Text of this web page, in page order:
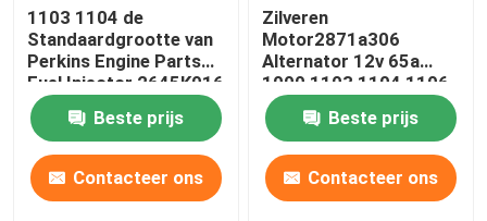
1103 1104 de
Standaardgrootte van
Perkins Engine Parts
Fuel Injector 2645K016
Beste prijs
Contacteer ons
Zilveren
Motor2871a306
Alternator 12v 65a
1000 1103 1104 1106
Beste prijs
Contacteer ons